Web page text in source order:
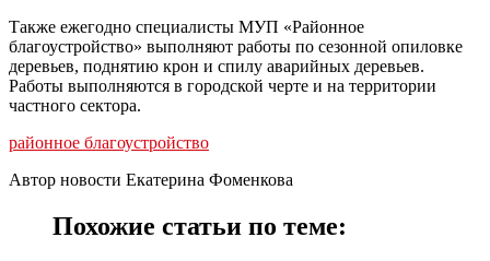
Также ежегодно специалисты МУП «Районное
благоустройство» выполняют работы по сезонной опиловке
деревьев, поднятию крон и спилу аварийных деревьев.
Работы выполняются в городской черте и на территории
частного сектора.
районное благоустройство
Автор новости Екатерина Фоменкова
Похожие статьи по теме: